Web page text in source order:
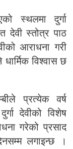
स्थलमा दुर्गा
देवी स्तोत्र पाठ
आराधना गरी
धार्मिक विश्वास छ
प्रत्येक वर्ष
देवीको विशेष
गरेको प्रसाद
लगाइन्छ ।